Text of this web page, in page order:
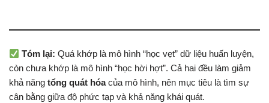
Tóm lại: Quá khớp là mô hình “học vẹt” dữ liệu huấn luyện,
còn chưa khớp là mô hình “học hời hợt”. Cả hai đều làm giảm
khả năng tổng quát hóacủa mô hình, nên mục tiêu là tìm sự
cân bằng giữa độ phức tạp và khả năng khái quát.